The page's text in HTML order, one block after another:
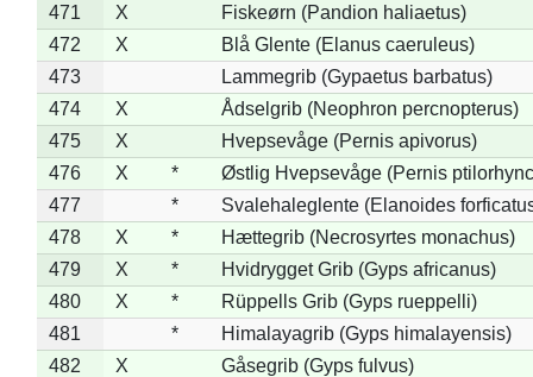
471
X
Fiskeørn (Pandion haliaetus)
472
X
Blå Glente (Elanus caeruleus)
473
Lammegrib (Gypaetus barbatus)
474
X
Ådselgrib (Neophron percnopterus)
475
X
Hvepsevåge (Pernis apivorus)
476
X *
Østlig Hvepsevåge (Pernis
477
*
Svalehaleglente (Elanoides
478
X *
Hættegrib (Necrosyrtes monachus)
479
X *
Hvidrygget Grib (Gyps africanus)
480
X *
Rüppells Grib (Gyps rueppelli)
481
*
Himalayagrib (Gyps himalayensis)
482
X
Gåsegrib (Gyps fulvus)